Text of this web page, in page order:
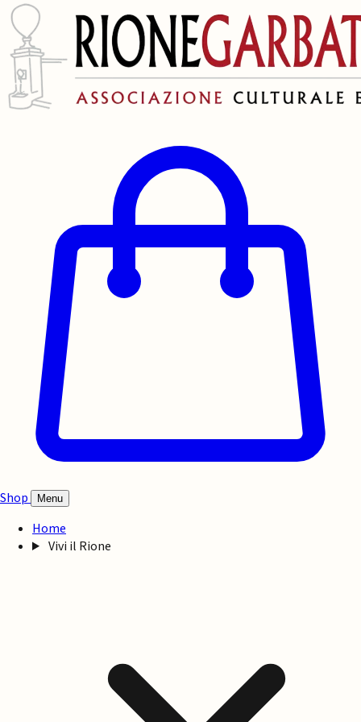
Shop Menu
Home
Vivi il Rione